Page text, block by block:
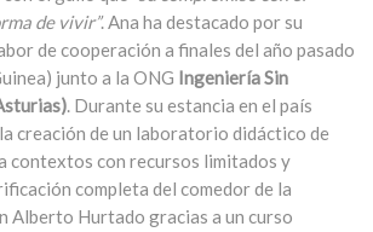
de vivir”. Ana ha destacado por su
de cooperación a finales del año pasado
junto a la ONG Ingeniería Sin
. Durante su estancia en el país
creación de un laboratorio didáctico de
contextos con recursos limitados y
completa del comedor de la
Alberto Hurtado gracias a un curso